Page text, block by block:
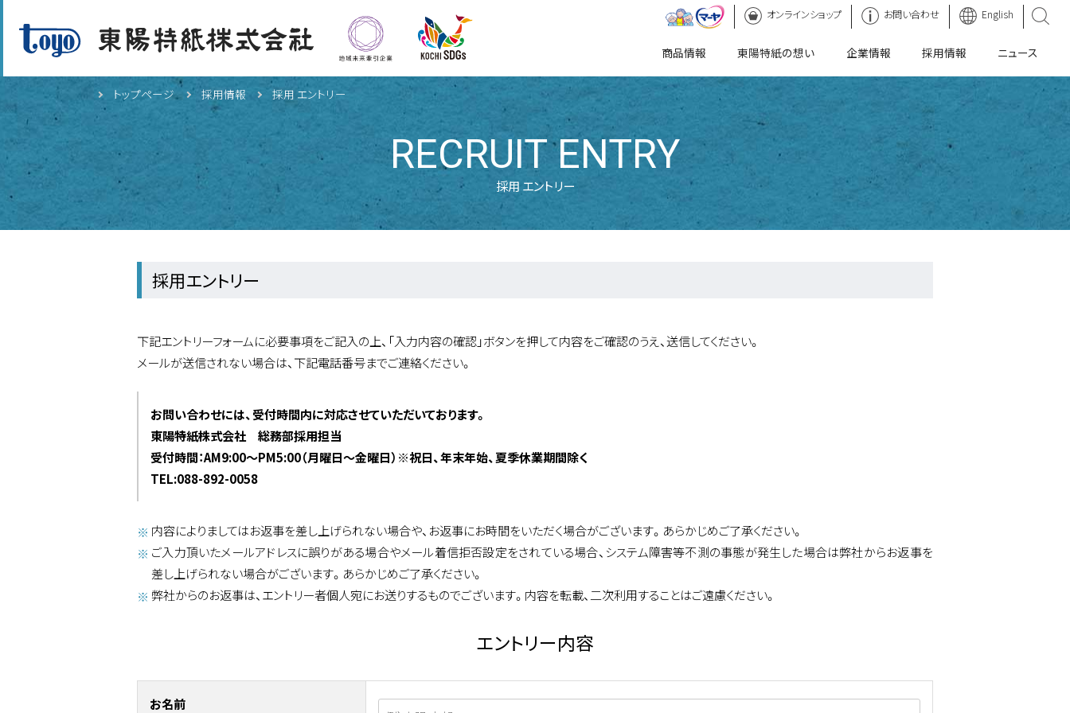
東陽特紙株式会社
地域未来牽引企業
マーヤ
オンラインショップ お問い合わせ English
商品情報 東陽特紙の想い 企業情報 採用情報 ニュース
トップページ 採用情報 採用 エントリー
RECRUIT ENTRY
採用 エントリー
採用エントリー
下記エントリーフォームに必要事項をご記入の上、「入力内容の確認」ボタンを押して内容をご確認のうえ、送信してください。
メールが送信されない場合は、下記電話番号までご連絡ください。
お問い合わせには、受付時間内に対応させていただいております。
東陽特紙株式会社 総務部採用担当
受付時間：AM9:00～PM5:00（月曜日～金曜日）※祝日、年末年始、夏季休業期間除く
TEL:088-892-0058
内容によりましてはお返事を差し上げられない場合や、お返事にお時間をいただく場合がございます。あらかじめご了承ください。
ご入力頂いたメールアドレスに誤りがある場合やメール着信拒否設定をされている場合、システム障害等不測の事態が発生した場合は弊社からお返事を
差し上げられない場合がございます。あらかじめご了承ください。
弊社からのお返事は、エントリー者個人宛にお送りするものでございます。内容を転載、二次利用することはご遠慮ください。
エントリー内容
お名前